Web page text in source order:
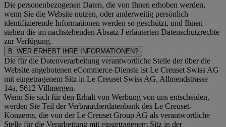
Die personenbezogenen Daten, die von Ihnen erhoben werden,
wenn Sie die Website nutzen, oder anderweitig persönlich
identifizierende Informationen werden so geschützt, und Ihnen
stehen die im nachstehenden Absatz J erläuterten Datenschutzrechte
zur Verfügung.
B. WER ERHEBT IHRE INFORMATIONEN?
Die für die Datenverarbeitung verantwortliche Stelle der über die
Website angebotenen eCommerce-Dienste ist Le Creuset Swiss AG
mit eingetragenem Sitz in Le Creuset Swiss AG, Allmendstrasse
14a, 5612 Villmergen.
Wenn Sie sich für den Erhalt von Werbung von uns entscheiden,
werden Sie Teil der Verbraucherdatenbank des Le Creuset-
Konzerns, die von der Le Creuset Group AG als verantwortliche
Stelle für die Verarbeitung mit eingetragenem Sitz in der